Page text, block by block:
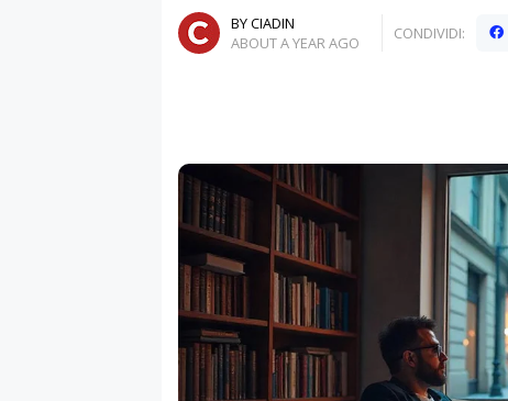
BY CIADIN
ABOUT A YEAR AGO
CONDIVIDI: